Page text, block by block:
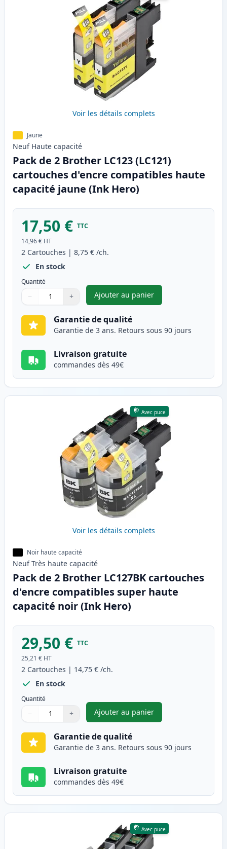
Voir les détails complets
Jaune
Neuf Haute capacité
Pack de 2 Brother LC123 (LC121)
cartouches d'encre compatibles haute
capacité jaune (Ink Hero)
17,50 € TTC
14,96 € HT
2 Cartouches | 8,75 € /ch.
En stock
Quantité
Quantité
Utilisez les boutons pour ajuster
− +
Quantité
Ajouter au panier
,Pack de 2 Brother LC123
Garantie de qualité
Garantie de 3 ans. Retours sous 90 jours
Livraison gratuite
commandes dès 49€
Avec puce
Voir les détails complets
Noir haute capacité
Neuf Très haute capacité
Pack de 2 Brother LC127BK cartouches
d'encre compatibles super haute
capacité noir (Ink Hero)
29,50 € TTC
25,21 € HT
2 Cartouches | 14,75 € /ch.
En stock
Quantité
Quantité
Utilisez les boutons pour ajuster
− +
Quantité
Ajouter au panier
,Pack de 2 Brother LC127BK
Garantie de qualité
Garantie de 3 ans. Retours sous 90 jours
Livraison gratuite
commandes dès 49€
Avec puce